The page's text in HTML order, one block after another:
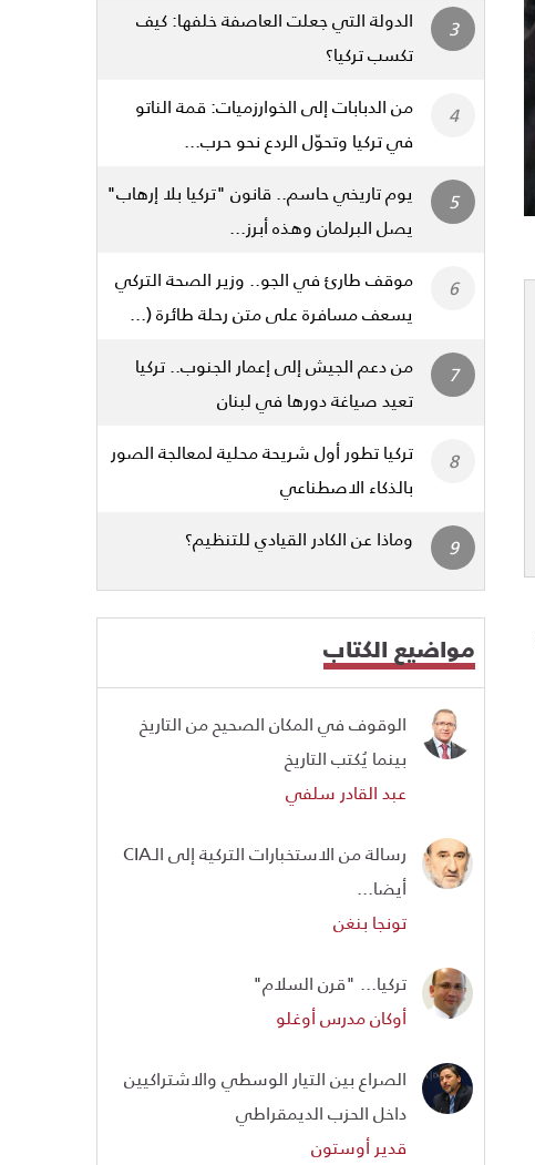
الدولة التي جعلت العاصفة خلفها: كيف
تكسب تركيا؟
من الدبابات إلى الخوارزميات: قمة الناتو
في تركيا وتحوّل الردع نحو حرب...
يوم تاريخي حاسم.. قانون "تركيا بلا إرهاب"
يصل البرلمان وهذه أبرز...
موقف طارئ في الجو.. وزير الصحة التركي
يسعف مسافرة على متن رحلة طائرة (...
من دعم الجيش إلى إعمار الجنوب.. تركيا
تعيد صياغة دورها في لبنان
تركيا تطور أول شريحة محلية لمعالجة الصور
بالذكاء الاصطناعي
وماذا عن الكادر القيادي للتنظيم؟
مواضيع الكتاب
الوقوف في المكان الصحيح من التاريخ
بينما يُكتب التاريخ
عبد القادر سلفي
رسالة من الاستخبارات التركية إلى الـCIA
أيضا...
تونجا بنغن
تركيا... "قرن السلام"
أوكان مدرس أوغلو
الصراع بين التيار الوسطي والاشتراكيين
داخل الحزب الديمقراطي
قدير أوستون